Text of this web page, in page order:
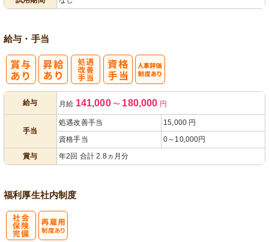
給与・手当
給与 月給 141,000 〜 180,000 円
手当
処遇改善手当
15,000 円
資格手当
0～10,000円
賞与
年2回 合計 2.8ヵ月分
福利厚生社内制度